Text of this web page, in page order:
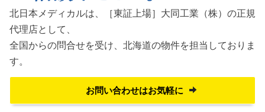
北日本メディカルは、［東証上場］大同工業（株）の正規
代理店として、
全国からの問合せを受け、 北海道の物件を担当しておりま
す。
お問い合わせはお気軽に